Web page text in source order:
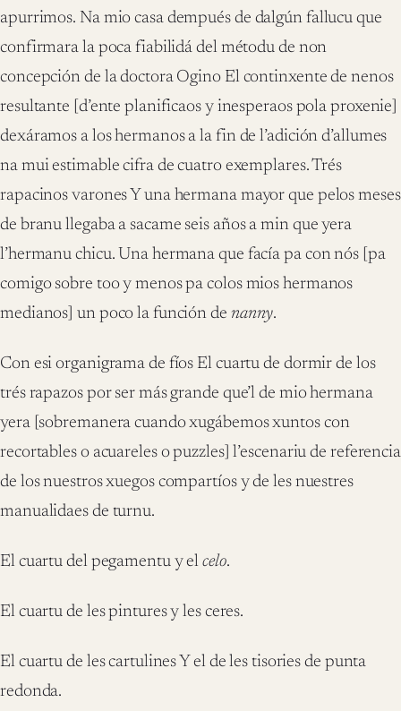
apurrimos. Na mio casa dempués de dalgún fallucu que
confirmara la poca fiabilidá del métodu de non
concepción de la doctora Ogino El continxente de nenos
resultante [d’ente planificaos y inesperaos pola proxenie]
dexáramos a los hermanos a la fin de l’adición d’allumes
na mui estimable cifra de cuatro exemplares. Trés
rapacinos varones Y una hermana mayor que pelos meses
de branu llegaba a sacame seis años a min que yera
l’hermanu chicu. Una hermana que facía pa con nós [pa
comigo sobre too y menos pa colos mios hermanos
medianos] un poco la función de nanny.
Con esi organigrama de fíos El cuartu de dormir de los
trés rapazos por ser más grande que’l de mio hermana
yera [sobremanera cuando xugábemos xuntos con
recortables o acuareles o puzzles] l’escenariu de referencia
de los nuestros xuegos compartíos y de les nuestres
manualidaes de turnu.
El cuartu del pegamentu y elcelo.
El cuartu de les pintures y les ceres.
El cuartu de les cartulines Y el de les tisories de punta
redonda.